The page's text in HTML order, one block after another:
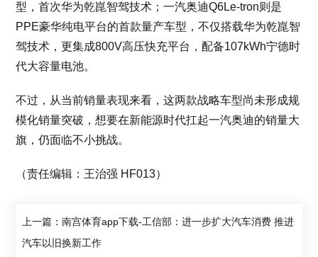
型，首次华为乾崑智驾技术；一汽奥迪Q6Le-tron则是
PPE豪华纯电平台的首款量产车型，不仅搭载华为乾崑智
驾技术，更集成800V高压快充平台，配备107kWh宁德时
代大容量电池。
不过，从当前销量表现来看，这两款战略车型尚未形成规
模化销量突破，想要在新能源时代扛起一汽奥迪的销量大
旗，仍面临不小挑战。
（责任编辑：王治强 HF013）
上一篇：南宫体育app下载-工信部：进一步扩大汽车消费 推进
汽车以旧换新工作